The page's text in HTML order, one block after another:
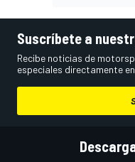
Suscríbete a
Recibe noticias de
especiales directamente